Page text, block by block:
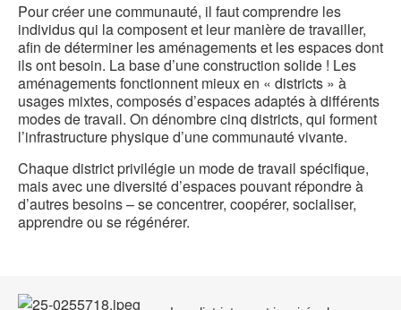
Pour créer une communauté, il faut comprendre les
individus qui la composent et leur manière de travailler,
afin de déterminer les aménagements et les espaces dont
ils ont besoin. La base d’une construction solide ! Les
aménagements fonctionnent mieux en « districts » à
usages mixtes, composés d’espaces adaptés à différents
modes de travail. On dénombre cinq districts, qui forment
l’infrastructure physique d’une communauté vivante.
Chaque district privilégie un mode de travail spécifique,
mais avec une diversité d’espaces pouvant répondre à
d’autres besoins – se concentrer, coopérer, socialiser,
apprendre ou se régénérer.